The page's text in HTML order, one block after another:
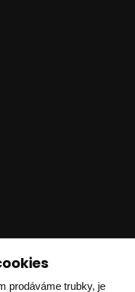
prodáváme trubky, je